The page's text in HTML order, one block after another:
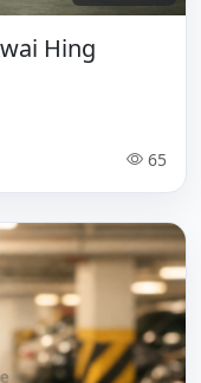
Hing
65